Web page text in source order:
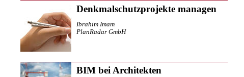
Denkmalschutzprojekte managen
Ibrahim Imam
PlanRadar GmbH
BIM bei Architekten